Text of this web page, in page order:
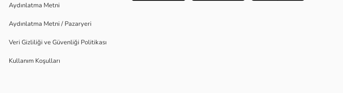
Aydınlatma Metni
Aydınlatma Metni / Pazaryeri
Veri Gizliliği ve Güvenliği Politikası
Kullanım Koşulları